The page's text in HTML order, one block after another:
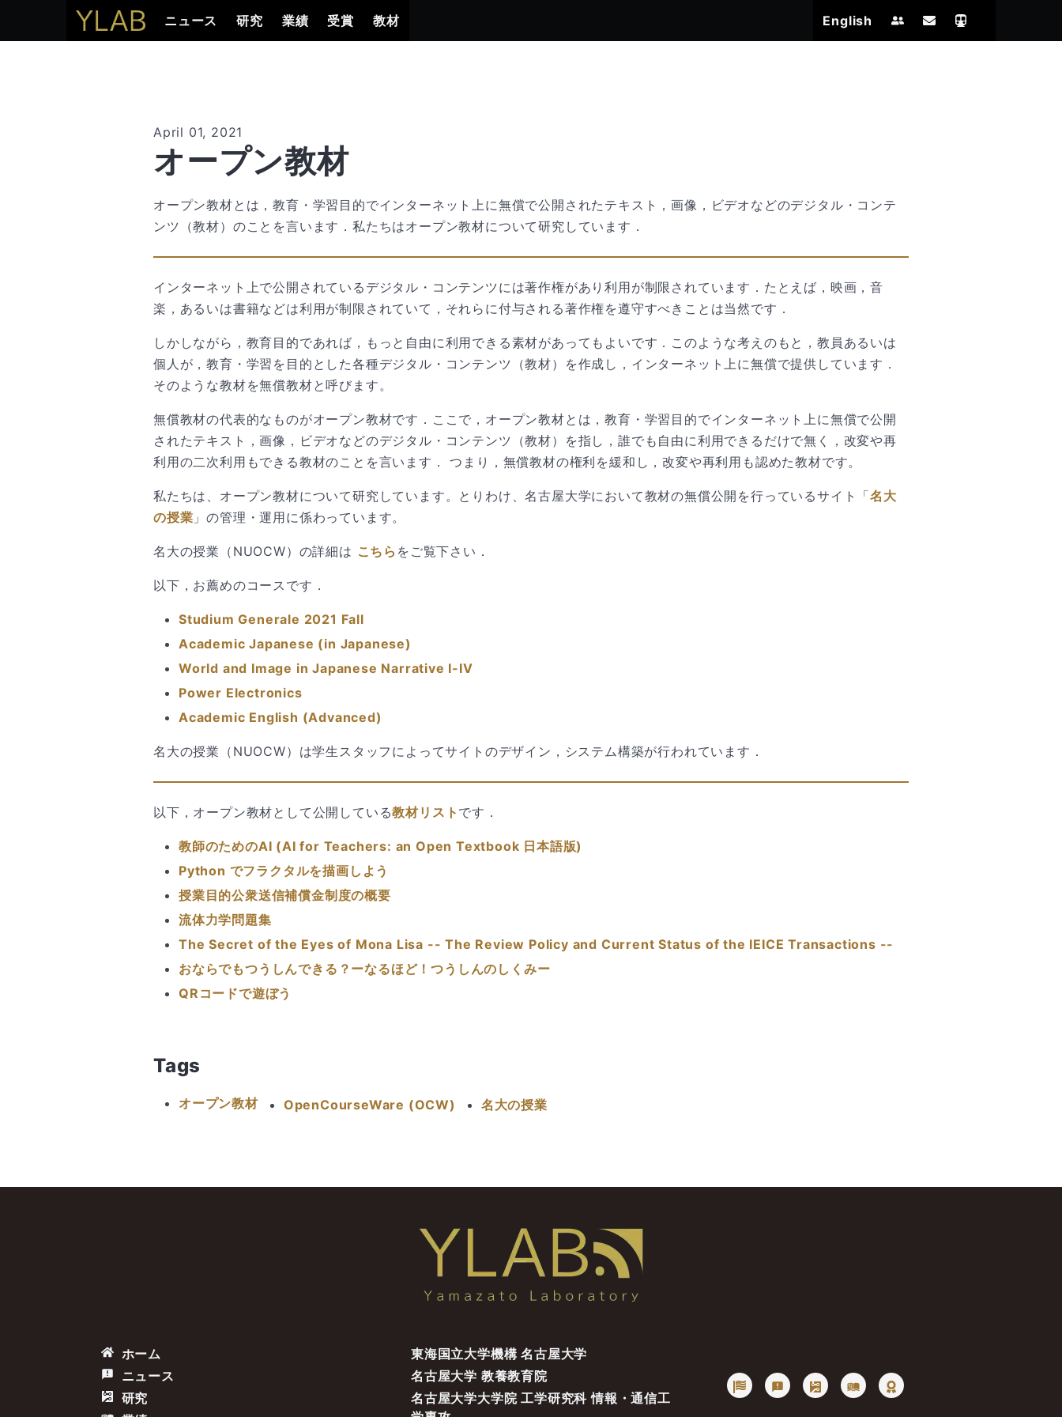
ニュース 研究 業績 受賞 教材 English
April 01, 2021
オープン教材
オープン教材とは，教育・学習目的でインターネット上に無償で公開されたテキスト，画像，ビデオなどのデジタル・コンテ
ンツ（教材）のことを言います．私たちはオープン教材について研究しています．
インターネット上で公開されているデジタル・コンテンツには著作権があり利用が制限されています．たとえば，映画，音
楽，あるいは書籍などは利用が制限されていて，それらに付与される著作権を遵守すべきことは当然です．
しかしながら，教育目的であれば，もっと自由に利用できる素材があってもよいです．このような考えのもと，教員あるいは
個人が，教育・学習を目的とした各種デジタル・コンテンツ（教材）を作成し，インターネット上に無償で提供しています．
そのような教材を無償教材と呼びます。
無償教材の代表的なものがオープン教材です．ここで，オープン教材とは，教育・学習目的でインターネット上に無償で公開
されたテキスト，画像，ビデオなどのデジタル・コンテンツ（教材）を指し，誰でも自由に利用できるだけで無く，改変や再
利用の二次利用もできる教材のことを言います． つまり，無償教材の権利を緩和し，改変や再利用も認めた教材です。
私たちは、オープン教材について研究しています。とりわけ、名古屋大学において教材の無償公開を行っているサイト「名大
の授業 」の管理・運用に係わっています。
名大の授業（NUOCW）の詳細は こちら をご覧下さい．
以下，お薦めのコースです．
Studium Generale 2021 Fall
Academic Japanese (in Japanese)
World and Image in Japanese Narrative I-IV
Power Electronics
Academic English (Advanced)
名大の授業（NUOCW）は学生スタッフによってサイトのデザイン，システム構築が行われています．
以下，オープン教材として公開している教材リスト です．
教師のためのAI (AI for Teachers: an Open Textbook 日本語版)
Python でフラクタルを描画しよう
授業目的公衆送信補償金制度の概要
流体力学問題集
The Secret of the Eyes of Mona Lisa -- The Review Policy and Current Status of the IEICE Transactions --
おならでもつうしんできる？ーなるほど！つうしんのしくみー
QRコードで遊ぼう
Tags
オープン教材 OpenCourseWare (OCW) 名大の授業
ホーム
ニュース
研究
東海国立大学機構 名古屋大学
名古屋大学 教養教育院
名古屋大学大学院 工学研究科 情報・通信工